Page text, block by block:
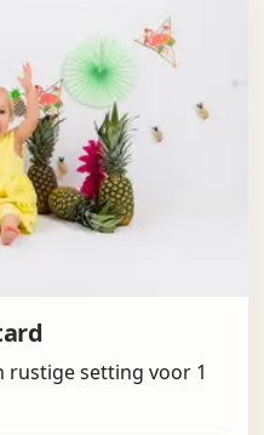
rustige setting voor 1